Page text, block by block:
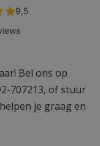
Bel ons op
707213, of stuur
je graag en